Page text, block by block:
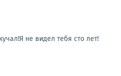
не видел тебя сто лет!